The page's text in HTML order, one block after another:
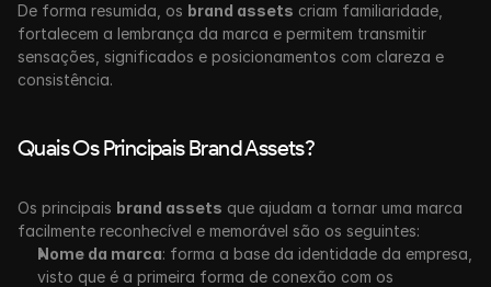
De forma resumida, os brand assets criam familiaridade,
fortalecem a lembrança da marca e permitem transmitir
sensações, significados e posicionamentos com clareza e
consistência.
Quais Os Principais Brand Assets?
Os principais brand assets que ajudam a tornar uma marca
facilmente reconhecível e memorável são os seguintes:
Nome da marca: forma a base da identidade da empresa,
visto que é a primeira forma de conexão com os